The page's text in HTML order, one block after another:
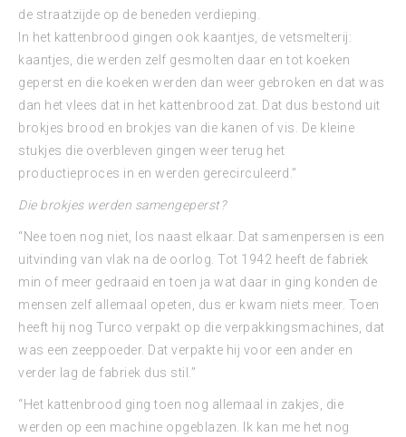
de straatzijde op de beneden verdieping.
In het kattenbrood gingen ook kaantjes, de vetsmelterij:
kaantjes, die werden zelf gesmolten daar en tot koeken
geperst en die koeken werden dan weer gebroken en dat was
dan het vlees dat in het kattenbrood zat. Dat dus bestond uit
brokjes brood en brokjes van die kanen of vis. De kleine
stukjes die overbleven gingen weer terug het
productieproces in en werden gerecirculeerd.”
Die brokjes werden samengeperst?
“Nee toen nog niet, Ios naast elkaar. Dat samenpersen is een
uitvinding van vlak na de oorlog. Tot 1942 heeft de fabriek
min of meer gedraaid en toen ja wat daar in ging konden de
mensen zelf allemaal opeten, dus er kwam niets meer. Toen
heeft hij nog Turco verpakt op die verpakkingsmachines, dat
was een zeeppoeder. Dat verpakte hij voor een ander en
verder lag de fabriek dus stil.”
“Het kattenbrood ging toen nog allemaal in zakjes, die
werden op een machine opgeblazen. Ik kan me het nog